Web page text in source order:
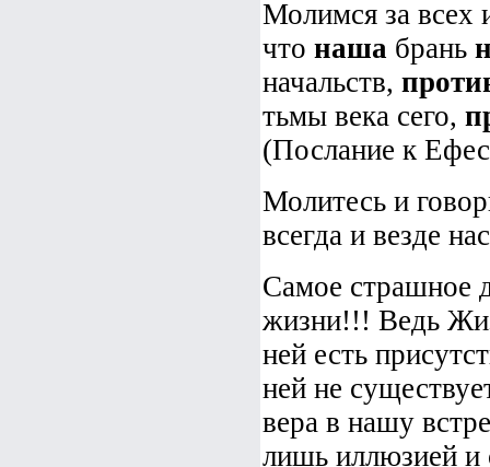
Молимся за всех
что наша брань
начальств,
тьмы века сего,
(Послание к
Молитесь и
всегда и везде
Самое страшное
жизни!!! Ведь
ней есть
ней не
вера в нашу
лишь иллюзией и